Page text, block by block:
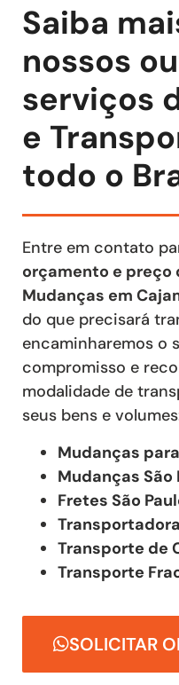
Saiba
nossos
serviços
e
todo o
Entre em contato
orçamento e preço
Mudanças em
do que precisará
encaminharemos o
compromisso e
modalidade de
seus bens e
Mudanças
Mudanças São
Fretes São
Transporte de
Transporte
SOLICITAR